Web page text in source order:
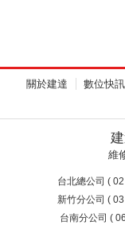
關於建達 數位快訊
維
台北總公司 (
新竹分公司 (
台南分公司 (